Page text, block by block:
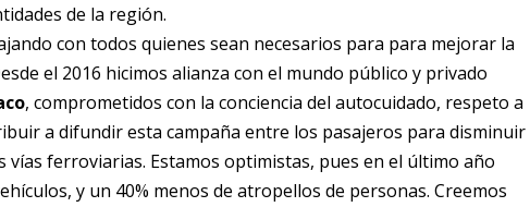
de la región.
con todos quienes sean necesarios para para mejorar la
el 2016 hicimos alianza con el mundo público y privado
, comprometidos con la conciencia del autocuidado, respeto a
a difundir esta campaña entre los pasajeros para disminuir
vías ferroviarias. Estamos optimistas, pues en el último año
y un 40% menos de atropellos de personas. Creemos